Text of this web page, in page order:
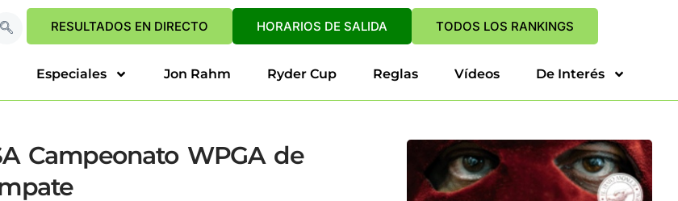
RESULTADOS EN DIRECTO HORARIOS DE SALIDA TODOS LOS RANKINGS
Especiales Jon Rahm Ryder Cup Reglas Vídeos De Interés
Campeonato WPGA de